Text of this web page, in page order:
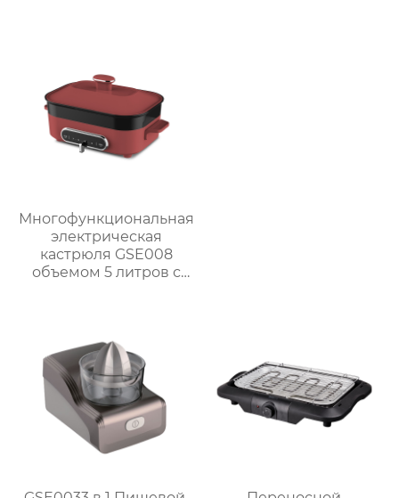
Многофункциональная
электрическая
кастрюля GSE008
объемом 5 литров с
пару, варки, тушения и
жарки.